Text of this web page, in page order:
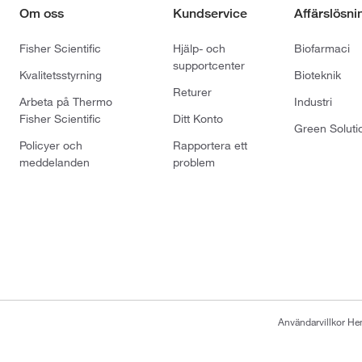
Om oss
Fisher Scientific
Kvalitetsstyrning
Arbeta på Thermo
Fisher Scientific
Policyer och
meddelanden
Kundservice
Hjälp- och
supportcenter
Returer
Ditt Konto
Rapportera ett
problem
Biofarmaci
Bioteknik
Industri
Green
Användarvillkor